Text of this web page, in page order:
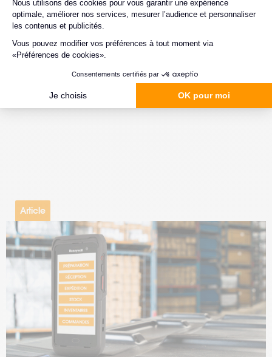
Article
#Mobilité #Traçabilité
27.03.2024
Le terminal, un allier tout-en-un
Optimisez l’efficacité et la rentabilité de votre Supply
Chain en adoptant une approche PDA centric et réalisez
toutes vos opérations depuis un seul terminal.
Temps de lecture : 2 min– Lire l’article